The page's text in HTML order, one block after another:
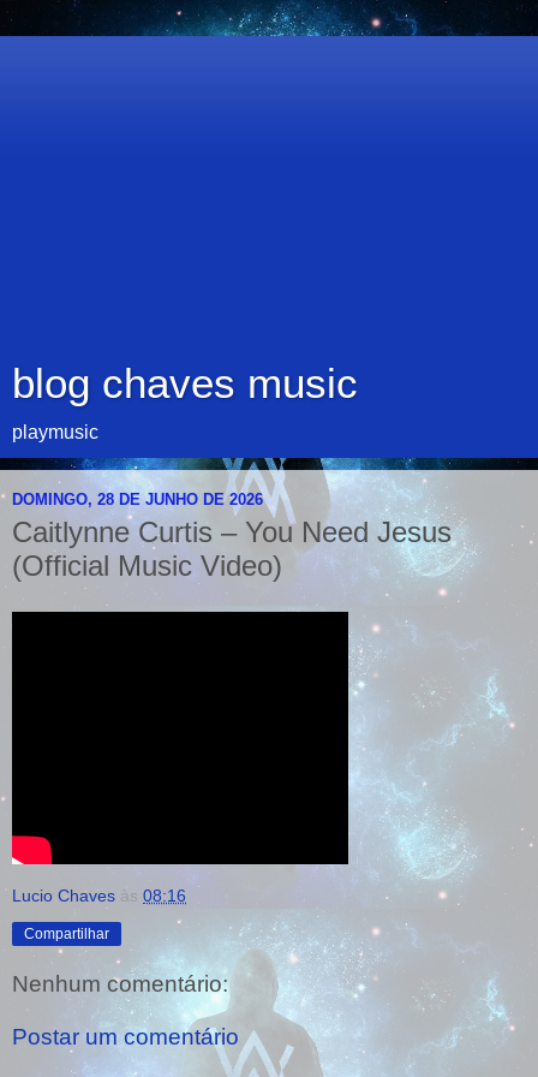
blog chaves music
playmusic
DOMINGO, 28 DE JUNHO DE 2026
Caitlynne Curtis – You Need Jesus
(Official Music Video)
Lucio Chaves às 08:16
Compartilhar
Nenhum comentário:
Postar um comentário